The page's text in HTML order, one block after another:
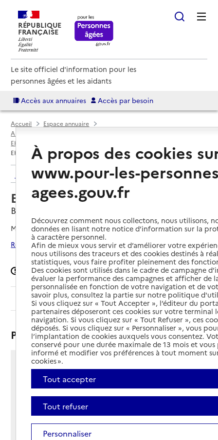
RÉPUBLIQUE
FRANÇAISE
Le site officiel d'information pour les
personnes âgées et les aidants
Accès aux annuaires Accès par besoin
Accueil
Espace annuaire
Annuaire EHPAD et maisons de retraite
EHPAD par département
EHPAD Le Champ Fleury
Retour aux résultats de l'annuaire
EHPAD Le Champ Fleury
Bayeux, CALVADOS
Mis à jour le08/09/2024
Rechercher les établissements autour de Bayeux
Signaler une erreur
Sommaire
Présentation
37 rue Saint-Exupère
14400 - Bayeux
Voir itinéraire
02 31 51 51 25
Contact
Contact
Site Internet
Site internet
À propos des cookies
www.pour-les-
agees.gouv.fr
Découvrez comment nous collectons, nous utilisons,
données en lisant notre notice d’information sur la
à caractère personnel.
Afin de mieux vous servir et d’améliorer votre
nous utilisons des traceurs et des cookies destinés à
statistiques, vous faire profiter pleinement des
Des cookies sont utilisés dans le cadre de campagne
évaluer la performance des campagnes et afficher de
personnalisée en fonction de votre navigation et de
savoir plus, consultez la partie sur notre politique
Si vous cliquez sur « Tout Accepter », l’éditeur du
partenaires déposeront ces cookies sur votre terminal
navigation. Si vous cliquez sur « Tout Refuser », ces
déposés. Si vous cliquez sur « Personnaliser », vous
l’implantation de cookies auxquels vous consentez.
conservé pour une durée maximale de 13 mois et
informé et modifier vos préférences à tout moment
cookies ».
Tout accepter
Tout refuser
Personnaliser